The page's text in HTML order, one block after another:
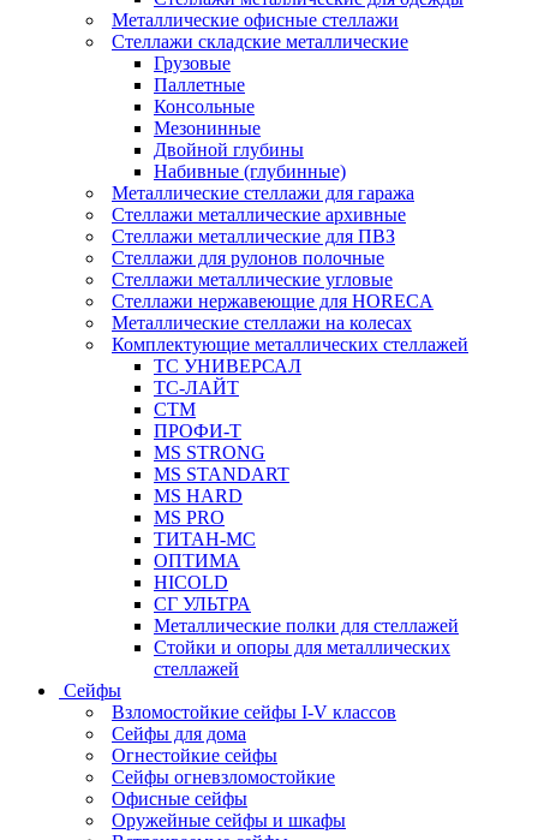
Металлические офисные стеллажи
Стеллажи складские металлические
Грузовые
Паллетные
Консольные
Мезонинные
Двойной глубины
Набивные (глубинные)
Металлические стеллажи для гаража
Стеллажи металлические архивные
Стеллажи металлические для ПВЗ
Стеллажи для рулонов полочные
Стеллажи металлические угловые
Стеллажи нержавеющие для HORECA
Металлические стеллажи на колесах
Комплектующие металлических стеллажей
ТС УНИВЕРСАЛ
ТС-ЛАЙТ
СТМ
ПРОФИ-Т
MS STRONG
MS STANDART
MS HARD
MS PRO
ТИТАН-МС
ОПТИМА
HICOLD
СГ УЛЬТРА
Металлические полки для стеллажей
Стойки и опоры для металлических
стеллажей
Сейфы
Взломостойкие сейфы I-V классов
Сейфы для дома
Огнестойкие сейфы
Сейфы огневзломостойкие
Офисные сейфы
Оружейные сейфы и шкафы